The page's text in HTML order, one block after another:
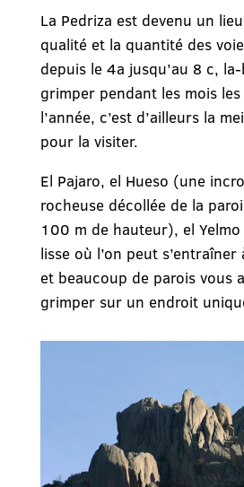
La Pedriza est devenu un
qualité et la quantité des
depuis le 4a jusqu’au 8 c,
grimper pendant les mois
l’année, c’est d’ailleurs la
pour la visiter.
El Pajaro, el Hueso (une
rocheuse décollée de la
100 m de hauteur), el
lisse où l’on peut s’entraîner
et beaucoup de parois vous
grimper sur un endroit